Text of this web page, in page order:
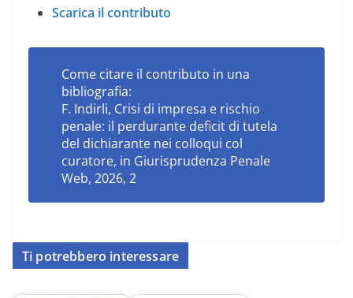
Scarica il contributo
Come citare il contributo in una
bibliografia:
F. Indirli, Crisi di impresa e rischio
penale: il perdurante deficit di tutela
del dichiarante nei colloqui col
curatore, in Giurisprudenza Penale
Web, 2026, 2
Ti potrebbero interessare